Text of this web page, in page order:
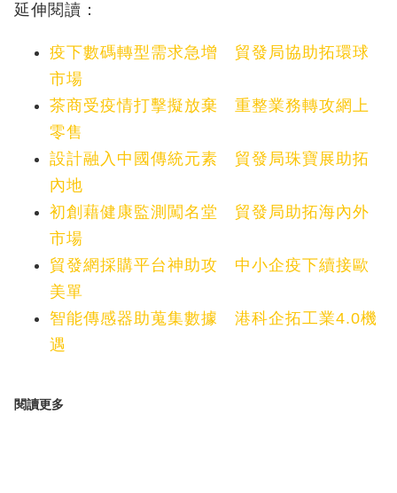
延伸閱讀：
疫下數碼轉型需求急增 貿發局協助拓環球
市場
茶商受疫情打擊擬放棄 重整業務轉攻網上
零售
設計融入中國傳統元素 貿發局珠寶展助拓
內地
初創藉健康監測闖名堂 貿發局助拓海內外
市場
貿發網採購平台神助攻 中小企疫下續接歐
美單
智能傳感器助蒐集數據 港科企拓工業4.0機
遇
閱讀更多